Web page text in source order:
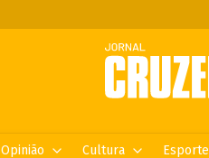
Opinião Cultura Esporte